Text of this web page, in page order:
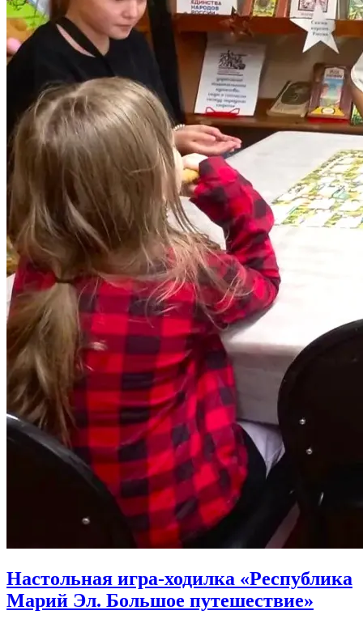
Настольная игра-ходилка «Республика
Марий Эл. Большое путешествие»